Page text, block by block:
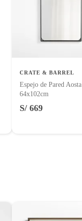
CRATE & BARREL
Espejo de Pared Aosta
64x102cm
S/ 669